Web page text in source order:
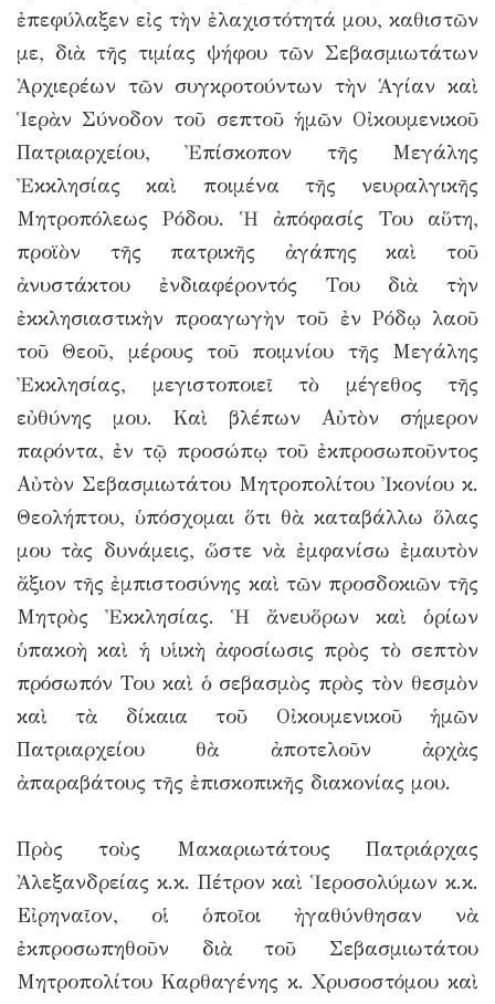
ἐπεφύλαξεν εἰς τὴν ἐλαχιστότητά μου, καθιστῶν
με, διὰ τῆς τιμίας ψήφου τῶν Σεβασμιωτάτων
Ἀρχιερέων τῶν συγκροτούντων τὴν Ἁγίαν καὶ
Ἱερὰν Σύνοδον τοῦ σεπτοῦ ἡμῶν Οἰκουμενικοῦ
Πατριαρχείου, Ἐπίσκοπον τῆς Μεγάλης
Ἐκκλησίας καὶ ποιμένα τῆς νευραλγικῆς
Μητροπόλεως Ρόδου. Ἡ ἀπόφασίς Του αὕτη,
προϊὸν τῆς πατρικῆς ἀγάπης καὶ τοῦ
ἀνυστάκτου ἐνδιαφέροντός Του διὰ τὴν
ἐκκλησιαστικὴν προαγωγὴν τοῦ ἐν Ρόδῳ λαοῦ
τοῦ Θεοῦ, μέρους τοῦ ποιμνίου τῆς Μεγάλης
Ἐκκλησίας, μεγιστοποιεῖ τὸ μέγεθος τῆς
εὐθύνης μου. Καὶ βλέπων Αὐτὸν σήμερον
παρόντα, ἐν τῷ προσώπῳ τοῦ ἐκπροσωποῦντος
Αὐτὸν Σεβασμιωτάτου Μητροπολίτου Ἰκονίου κ.
Θεολήπτου, ὑπόσχομαι ὅτι θὰ καταβάλλω ὅλας
μου τὰς δυνάμεις, ὥστε νὰ ἐμφανίσω ἐμαυτὸν
ἄξιον τῆς ἐμπιστοσύνης καὶ τῶν προσδοκιῶν τῆς
Μητρὸς Ἐκκλησίας. Ἡ ἄνευὅρων καὶ ὁρίων
ὑπακοὴ καὶ ἡ υἱικὴ ἀφοσίωσις πρὸς τὸ σεπτὸν
πρόσωπόν Του καὶ ὁ σεβασμὸς πρὸς τὸν θεσμὸν
καὶ τὰ δίκαια τοῦ Οἰκουμενικοῦ ἡμῶν
Πατριαρχείου θὰ ἀποτελοῦν ἀρχὰς
ἀπαραβάτους τῆς ἐπισκοπικῆς διακονίας μου.
Πρὸς τοὺς Μακαριωτάτους Πατριάρχας
Ἀλεξανδρείας κ.κ. Πέτρον καὶ Ἱεροσολύμων κ.κ.
Εἰρηναῖον, οἱ ὁποῖοι ἠγαθύνθησαν νὰ
ἐκπροσωπηθοῦν διὰ τοῦ Σεβασμιωτάτου
Μητροπολίτου Καρθαγένης κ. Χρυσοστόμου καὶ